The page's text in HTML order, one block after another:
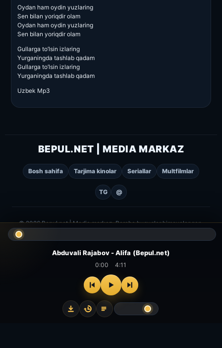
Oydan ham oydin yuzlaring
Sen bilan yoriqdir olam
Oydan ham oydin yuzlaring
Sen bilan yoriqdir olam
Gullarga to’lsin izlaring
Yurganingda tashlab qadam
Gullarga to’lsin izlaring
Yurganingda tashlab qadam
Uzbek Mp3
BEPUL.NET | MEDIA MARKAZ
Bosh sahifa Tarjima kinolar Seriallar Multfilmlar
TG @
© 2026 Bepul.net | Media markaz. Barcha huquqlar himoyalangan.
▻
Kinolar
▣
Serial
Abduvali Rajabov - Alifa (Bepul.net)
0:00 4:11